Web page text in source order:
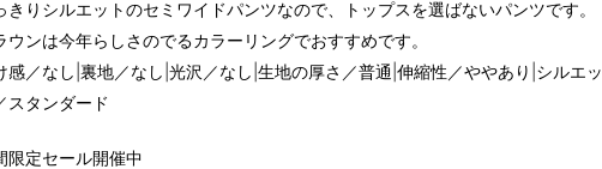
きりシルエットのセミワイドパンツなので、トップスを選ばないパンツです。
ウンは今年らしさのでるカラーリングでおすすめです。
感／なし|裏地／なし|光沢／なし|生地の厚さ／普通|伸縮性／ややあり|シルエッ
スタンダード
限定セール開催中